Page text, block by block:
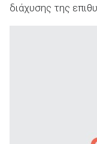
διάχυσης της